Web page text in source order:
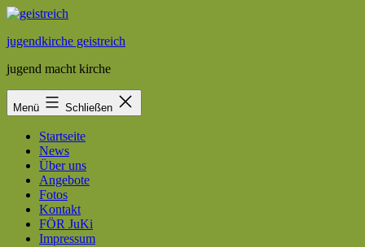
Zum
springen
jugendkirche geistreich
jugend macht kirche
Menü Schließen
Startseite
News
Über uns
Angebote
Fotos
Kontakt
FÖR JuKi
Impressum